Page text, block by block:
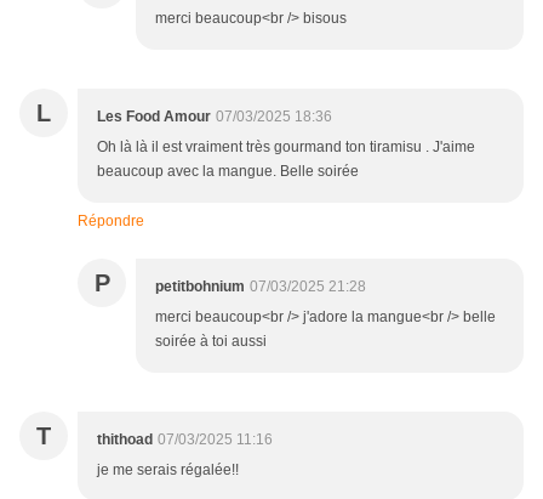
merci beaucoup<br /> bisous
L Les Food Amour 07/03/2025 18:36
Oh là là il est vraiment très gourmand ton tiramisu . J'aime
beaucoup avec la mangue. Belle soirée
Répondre
P petitbohnium 07/03/2025 21:28
merci beaucoup<br /> j'adore la mangue<br /> belle
soirée à toi aussi
T thithoad 07/03/2025 11:16
je me serais régalée!!